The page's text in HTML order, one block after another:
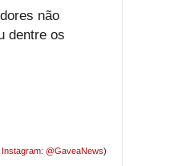
não
dentre os
@GaveaNews)